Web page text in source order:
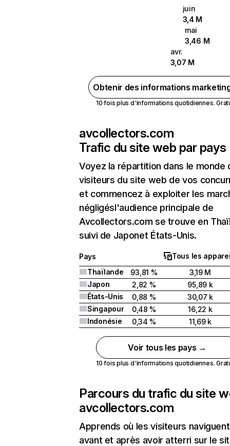
juin
3,4 M
mai
3,46 M
avr.
3,07 M
Obtenir des informations
10 fois plus d'informations quotidiennes.
avcollectors.com
Trafic du site web par pays
Voyez la répartition dans le monde
visiteurs du site web de vos
et commencez à exploiter les
négligésl'audience principale de
Avcollectors.com se trouve en
suivi de Japonet États-Unis.
Pays
Tous les
Thaïlande
93,81 %
3,19 M
Japon
2,82 %
95,89 k
États-Unis
0,88 %
30,07 k
Singapour
0,48 %
16,22 k
Indonésie
0,34 % 11,69 k
Voir tous les pays →
10 fois plus d'informations quotidiennes.
Parcours du trafic du site
avcollectors.com
Apprends où les visiteurs naviguent
avant et après avoir atterri sur le